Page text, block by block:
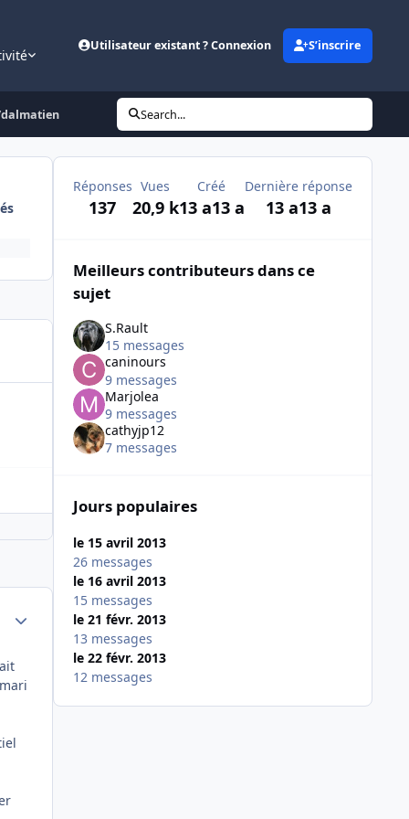
Utilisateur existant ? Connexion S’inscrire
dalmatien Search...
Author stats
Réponses
137
Vues
20,9 k
Créé
13 a13 a
Dernière réponse
13 a13 a
Meilleurs contributeurs dans ce
sujet
S.Rault
15 messages
caninours
9 messages
Marjolea
9 messages
cathyjp12
7 messages
Jours populaires
le 15 avril 2013
26 messages
le 16 avril 2013
15 messages
le 21 févr. 2013
13 messages
le 22 févr. 2013
12 messages